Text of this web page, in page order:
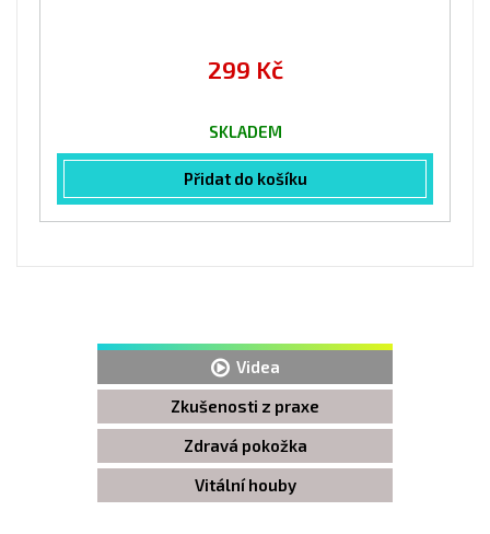
299 Kč
SKLADEM
Přidat do košíku
Videa
Zkušenosti z praxe
Zdravá pokožka
Vitální houby